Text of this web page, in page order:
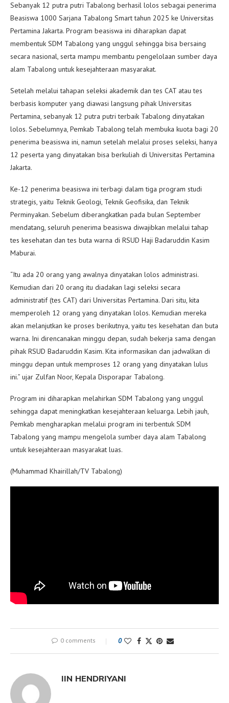
Sebanyak 12 putra putri Tabalong berhasil lolos sebagai penerima
Beasiswa 1000 Sarjana Tabalong Smart tahun 2025 ke Universitas
Pertamina Jakarta. Program beasiswa ini diharapkan dapat
membentuk SDM Tabalong yang unggul sehingga bisa bersaing
secara nasional, serta mampu membantu pengelolaan sumber daya
alam Tabalong untuk kesejahteraan masyarakat.
Setelah melalui tahapan seleksi akademik dan tes CAT atau tes
berbasis komputer yang diawasi langsung pihak Universitas
Pertamina, sebanyak 12 putra putri terbaik Tabalong dinyatakan
lolos. Sebelumnya, Pemkab Tabalong telah membuka kuota bagi 20
penerima beasiswa ini, namun setelah melalui proses seleksi, hanya
12 peserta yang dinyatakan bisa berkuliah di Universitas Pertamina
Jakarta.
Ke-12 penerima beasiswa ini terbagi dalam tiga program studi
strategis, yaitu Teknik Geologi, Teknik Geofisika, dan Teknik
Perminyakan. Sebelum diberangkatkan pada bulan September
mendatang, seluruh penerima beasiswa diwajibkan melalui tahap
tes kesehatan dan tes buta warna di RSUD Haji Badaruddin Kasim
Maburai.
“Itu ada 20 orang yang awalnya dinyatakan lolos administrasi.
Kemudian dari 20 orang itu diadakan lagi seleksi secara
administratif (tes CAT) dari Universitas Pertamina. Dari situ, kita
memperoleh 12 orang yang dinyatakan lolos. Kemudian mereka
akan melanjutkan ke proses berikutnya, yaitu tes kesehatan dan buta
warna. Ini direncanakan minggu depan, sudah bekerja sama dengan
pihak RSUD Badaruddin Kasim. Kita informasikan dan jadwalkan di
minggu depan untuk memproses 12 orang yang dinyatakan lulus
ini.” ujar Zulfan Noor, Kepala Disporapar Tabalong.
Program ini diharapkan melahirkan SDM Tabalong yang unggul
sehingga dapat meningkatkan kesejahteraan keluarga. Lebih jauh,
Pemkab mengharapkan melalui program ini terbentuk SDM
Tabalong yang mampu mengelola sumber daya alam Tabalong
untuk kesejahteraan masyarakat luas.
(Muhammad Khairillah/TV Tabalong)
0 comments 0
IIN HENDRIYANI